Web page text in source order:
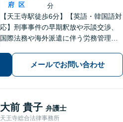
府 区
分
【天王寺駅徒歩6分】【英語・韓国語対
応】刑事事件の早期釈放や示談交渉、
国際法務や海外派遣に伴う労務管理、
お任せください。法律のプロフェッシ
ョナルが、途を切り拓くお手伝いを致
メールでお問い合わせ
大前 貴子 弁護士
天王寺総合法律事務所